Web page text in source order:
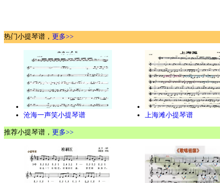
热门小提琴谱， 更多>>
沧海一声笑小提琴谱 上海滩小提琴谱
推荐小提琴谱， 更多>>